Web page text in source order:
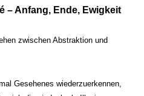
– Anfang, Ende, Ewigkeit
zwischen Abstraktion und
Gesehenes wiederzuerkennen,